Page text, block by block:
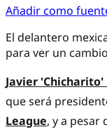
Añadir como
El delantero
para ver un
Javier
que será
League, y a pesar